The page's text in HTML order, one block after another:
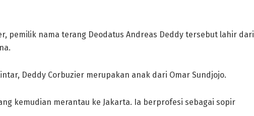
pemilik nama terang Deodatus Andreas Deddy tersebut lahir dari
Deddy Corbuzier merupakan anak dari Omar Sundjojo.
kemudian merantau ke Jakarta. Ia berprofesi sebagai sopir